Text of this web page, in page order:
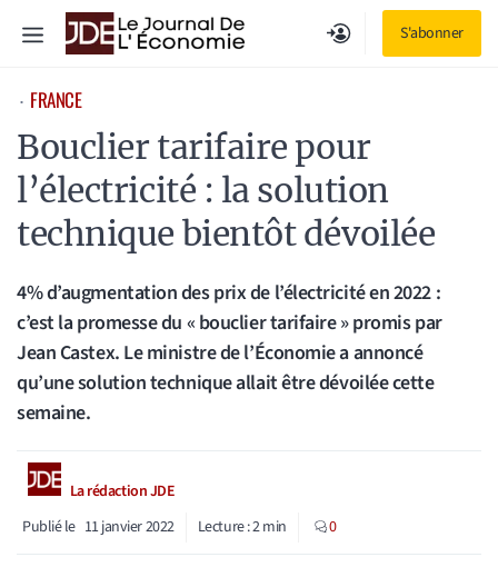
S'abonner
Menu
⋅ FRANCE
Bouclier tarifaire pour
l’électricité : la solution
technique bientôt dévoilée
4% d’augmentation des prix de l’électricité en 2022 :
c’est la promesse du « bouclier tarifaire » promis par
Jean Castex. Le ministre de l’Économie a annoncé
qu’une solution technique allait être dévoilée cette
semaine.
La rédaction JDE
Publié le 11 janvier 2022 Lecture :2min 0